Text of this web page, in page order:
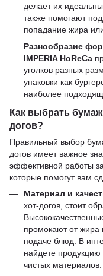
делает их
также помогают
попадание жира
Разнообразие
IMPERIA HoReCa
уголков разных
упаковки как
наиболее
Как выбрать
догов?
Правильный выбор
догов имеет важное
эффективной работы
которые помогут вам
Материал и
хот-догов, стоит
промокают от жира
подаче блюд. В
найдете продукцию
чистых материалов.